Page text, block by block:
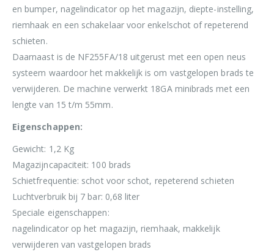
en bumper, nagelindicator op het magazijn, diepte-instelling,
riemhaak en een schakelaar voor enkelschot of repeterend
schieten.
Daarnaast is de NF255FA/18 uitgerust met een open neus
systeem waardoor het makkelijk is om vastgelopen brads te
verwijderen. De machine verwerkt 18GA minibrads met een
lengte van 15 t/m 55mm.
Eigenschappen:
Gewicht: 1,2 Kg
Magazijncapaciteit: 100 brads
Schietfrequentie: schot voor schot, repeterend schieten
Luchtverbruik bij 7 bar: 0,68 liter
Speciale eigenschappen:
nagelindicator op het magazijn, riemhaak, makkelijk
verwijderen van vastgelopen brads